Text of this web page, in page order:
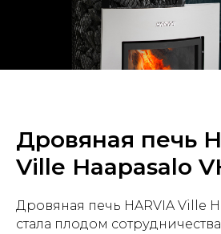
Дровяная печь
Ville Haapasalo
Дровяная печь HARVIA Ville
стала плодом